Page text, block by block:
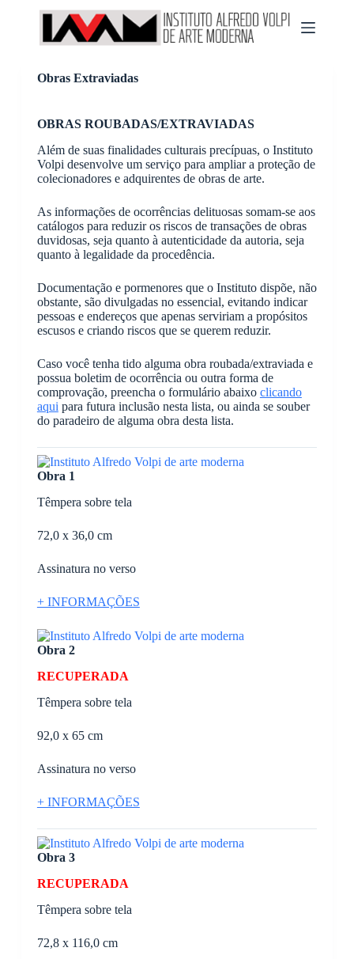
Obras Extraviadas
OBRAS ROUBADAS/EXTRAVIADAS
Além de suas finalidades culturais precípuas, o Instituto
Volpi desenvolve um serviço para ampliar a proteção de
colecionadores e adquirentes de obras de arte.
As informações de ocorrências delituosas somam-se aos
catálogos para reduzir os riscos de transações de obras
duvidosas, seja quanto à autenticidade da autoria, seja
quanto à legalidade da procedência.
Documentação e pormenores que o Instituto dispõe, não
obstante, são divulgadas no essencial, evitando indicar
pessoas e endereços que apenas serviriam a propósitos
escusos e criando riscos que se querem reduzir.
Caso você tenha tido alguma obra roubada/extraviada e
possua boletim de ocorrência ou outra forma de
comprovação, preencha o formulário abaixo clicando
aqui para futura inclusão nesta lista, ou ainda se souber
do paradeiro de alguma obra desta lista.
Obra 1
Têmpera sobre tela
72,0 x 36,0 cm
Assinatura no verso
+ INFORMAÇÕES
Obra 2
RECUPERADA
Têmpera sobre tela
92,0 x 65 cm
Assinatura no verso
+ INFORMAÇÕES
Obra 3
RECUPERADA
Têmpera sobre tela
72,8 x 116,0 cm